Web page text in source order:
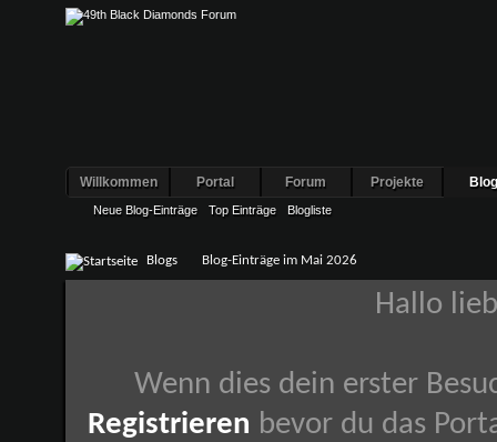
Willkommen Portal Forum Projekte
Neue Blog-Einträge Top Einträge Blogliste
Blogs Blog-Einträge im Mai 2026
Hallo
Wenn dies dein erster
Registrieren bevor du das